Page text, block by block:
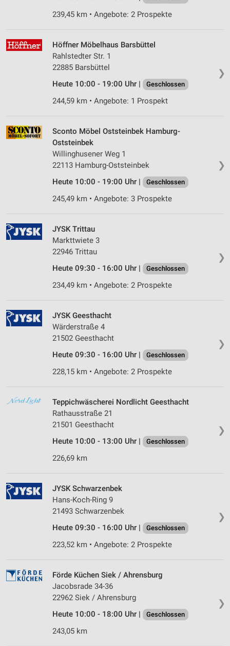
239,45 km • Angebote: 2 Prospekte
❯
Höffner Möbelhaus Barsbüttel
Rahlstedter Str. 1
22885 Barsbüttel
Heute 10:00 - 19:00 Uhr |
Geschlossen
244,59 km • Angebote: 1 Prospekt
❯
Sconto Möbel Oststeinbek Hamburg-
Oststeinbek
Willinghusener Weg 1
22113 Hamburg-Oststeinbek
Heute 10:00 - 19:00 Uhr |
Geschlossen
245,49 km • Angebote: 3 Prospekte
❯
JYSK Trittau
Markttwiete 3
22946 Trittau
Heute 09:30 - 16:00 Uhr |
Geschlossen
234,49 km • Angebote: 2 Prospekte
❯
JYSK Geesthacht
Wärderstraße 4
21502 Geesthacht
Heute 09:30 - 16:00 Uhr |
Geschlossen
228,15 km • Angebote: 2 Prospekte
❯
Teppichwäscherei Nordlicht Geesthacht
Rathausstraße 21
21501 Geesthacht
Heute 10:00 - 13:00 Uhr |
Geschlossen
226,69 km
❯
JYSK Schwarzenbek
Hans-Koch-Ring 9
21493 Schwarzenbek
Heute 09:30 - 16:00 Uhr |
Geschlossen
223,52 km • Angebote: 2 Prospekte
❯
Förde Küchen Siek / Ahrensburg
Jacobsrade 34-36
22962 Siek / Ahrensburg
Heute 10:00 - 18:00 Uhr |
Geschlossen
243,05 km